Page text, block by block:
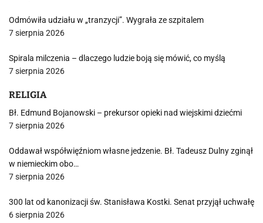
Odmówiła udziału w „tranzycji”. Wygrała ze szpitalem
7 sierpnia 2026
Spirala milczenia – dlaczego ludzie boją się mówić, co myślą
7 sierpnia 2026
RELIGIA
Bł. Edmund Bojanowski – prekursor opieki nad wiejskimi dziećmi
7 sierpnia 2026
Oddawał współwięźniom własne jedzenie. Bł. Tadeusz Dulny zginął
w niemieckim obo…
7 sierpnia 2026
300 lat od kanonizacji św. Stanisława Kostki. Senat przyjął uchwałę
6 sierpnia 2026